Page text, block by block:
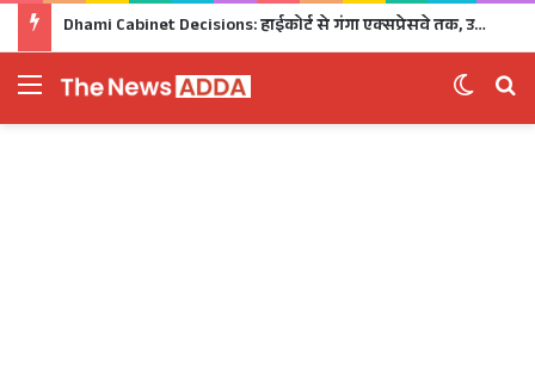
Dhami Cabinet Decisions: हाईकोर्ट से गंगा एक्सप्रेसवे तक, उत्तराखंड कैबिनेट के बड़े फैसले Click
Menu